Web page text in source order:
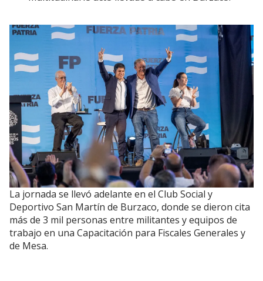
La jornada se llevó adelante en el Club Social y
Deportivo San Martín de Burzaco, donde se dieron cita
más de 3 mil personas entre militantes y equipos de
trabajo en una Capacitación para Fiscales Generales y
de Mesa.